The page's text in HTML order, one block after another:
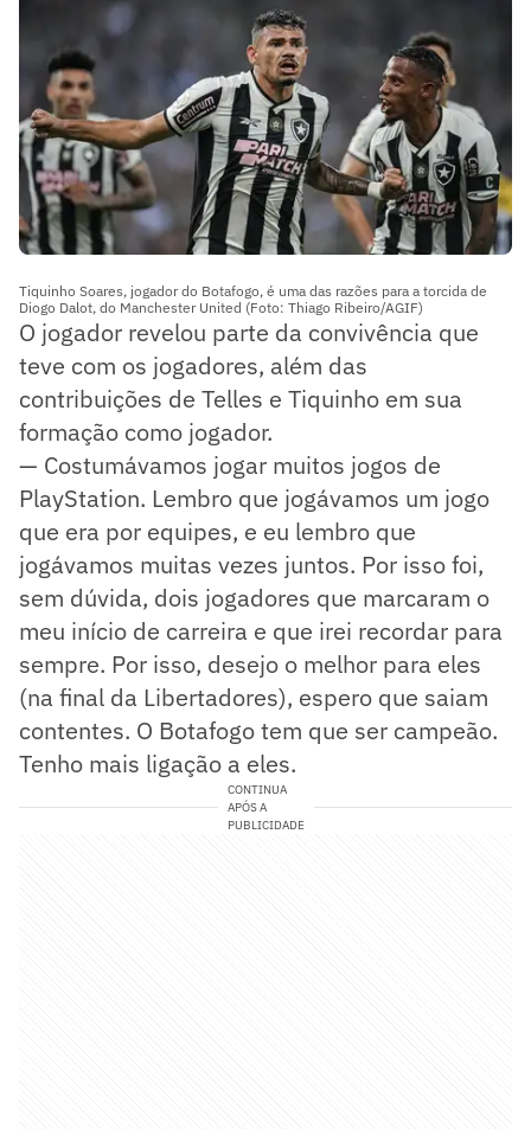
Tiquinho Soares, jogador do Botafogo, é uma das razões para a torcida de
Diogo Dalot, do Manchester United (Foto: Thiago Ribeiro/AGIF)
O jogador revelou parte da convivência que
teve com os jogadores, além das
contribuições de Telles e Tiquinho em sua
formação como jogador.
— Costumávamos jogar muitos jogos de
PlayStation. Lembro que jogávamos um jogo
que era por equipes, e eu lembro que
jogávamos muitas vezes juntos. Por isso foi,
sem dúvida, dois jogadores que marcaram o
meu início de carreira e que irei recordar para
sempre. Por isso, desejo o melhor para eles
(na final da Libertadores), espero que saiam
contentes. O Botafogo tem que ser campeão.
Tenho mais ligação a eles.
CONTINUA
APÓS A
PUBLICIDADE